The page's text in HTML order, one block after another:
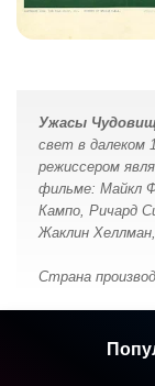
Ужасы
свет в далеком
режиссером
фильме: Майкл
Кампо, Ричард
Жаклин
Страна